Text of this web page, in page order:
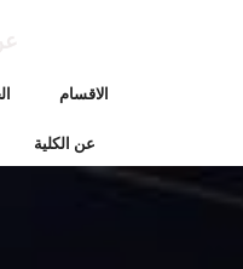
الاقسام
عن الكلية